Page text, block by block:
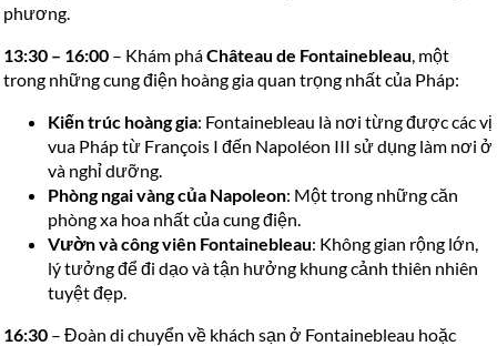
phương.
13:30 – 16:00 – Khám pháChâteau de Fontainebleau , một
trong những cung điện hoàng gia quan trọng nhất của Pháp:
Kiến trúc hoàng gia: Fontainebleau là nơi từng được các vị
vua Pháp từ François I đến Napoléon III sử dụng làm nơi ở
và nghỉ dưỡng.
Phòng ngai vàng của Napoleon: Một trong những căn
phòng xa hoa nhất của cung điện.
Vườn và công viên Fontainebleau: Không gian rộng lớn,
lý tưởng để đi dạo và tận hưởng khung cảnh thiên nhiên
tuyệt đẹp.
16:30 – Đoàn di chuyển về khách sạn ở Fontainebleau hoặc